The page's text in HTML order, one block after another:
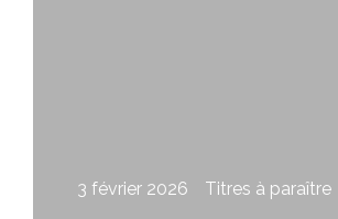
3 février 2026 Titres à paraître